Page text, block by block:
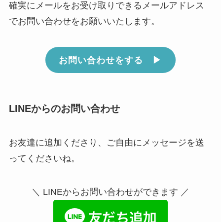
確実にメールをお受け取りできるメールアドレス
でお問い合わせをお願いいたします。
お問い合わせをする ▶︎
LINEからのお問い合わせ
お友達に追加くださり、ご自由にメッセージを送
ってくださいね。
＼ LINEからお問い合わせができます ／